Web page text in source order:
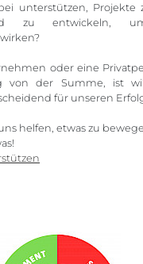
unterstützen, Projekte
zu entwickeln,
oder eine
von der Summe, ist
für unseren
helfen, etwas zu